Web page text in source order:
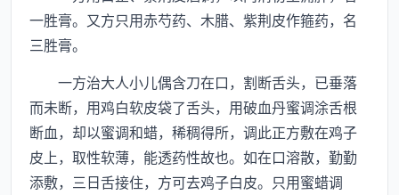
一胜膏。又方只用赤芍药、木腊、紫荆皮作箍药，名
三胜膏。
一方治大人小儿偶含刀在口，割断舌头，已垂落
而未断，用鸡白软皮袋了舌头，用破血丹蜜调涂舌根
断血，却以蜜调和蜡，稀稠得所，调此正方敷在鸡子
皮上，取性软薄，能透药性故也。如在口溶散，勤勤
添敷，三日舌接住，方可去鸡子白皮。只用蜜蜡调